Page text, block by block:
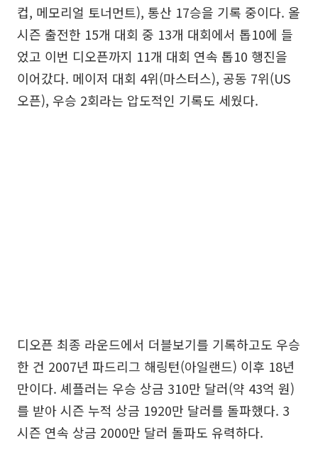
컵, 메모리얼 토너먼트), 통산 17승을 기록 중이다. 올
시즌 출전한 15개 대회 중 13개 대회에서 톱10에 들
었고 이번 디오픈까지 11개 대회 연속 톱10 행진을
이어갔다. 메이저 대회 4위(마스터스), 공동 7위(US
오픈), 우승 2회라는 압도적인 기록도 세웠다.
디오픈 최종 라운드에서 더블보기를 기록하고도 우승
한 건 2007년 파드리그 해링턴(아일랜드) 이후 18년
만이다. 셰플러는 우승 상금 310만 달러(약 43억 원)
를 받아 시즌 누적 상금 1920만 달러를 돌파했다. 3
시즌 연속 상금 2000만 달러 돌파도 유력하다.